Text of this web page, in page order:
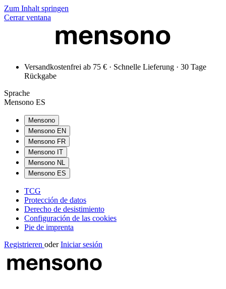
Zum Inhalt springen
Cerrar ventana
Versandkostenfrei ab 75 € · Schnelle Lieferung · 30 Tage
Rückgabe
Sprache
Mensono ES
Mensono
Mensono EN
Mensono FR
Mensono IT
Mensono NL
Mensono ES
TCG
Protección de datos
Derecho de desistimiento
Configuración de las cookies
Pie de imprenta
Registrieren oder Iniciar sesión